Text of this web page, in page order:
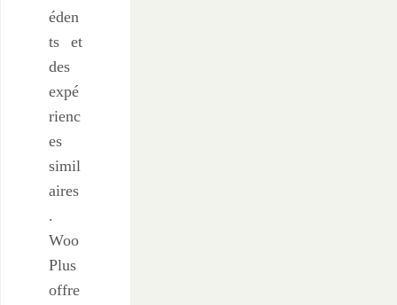
éden
ts et
des
expé
rienc
es
simil
aires
.
Woo
Plus
offre